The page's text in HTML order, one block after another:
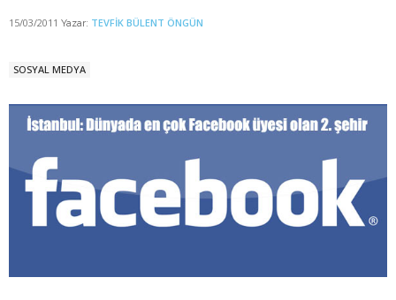
15/03/2011 Yazar: TEVFIK BÜLENT ÖNGÜN
SOSYAL MEDYA